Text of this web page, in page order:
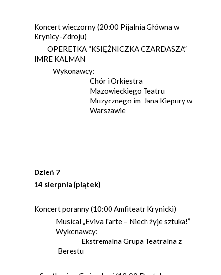
Koncert wieczorny (20:00 Pijalnia Główna w
Krynicy-Zdroju)
OPERETKA “KSIĘŻNICZKA CZARDASZA”
IMRE KALMAN
Wykonawcy:
Chór i Orkiestra
Mazowieckiego Teatru
Muzycznego im. Jana Kiepury w
Warszawie
Dzień 7
14 sierpnia (piątek)
Koncert poranny (10:00 Amfiteatr Krynicki)
Musical „Eviva l'arte – Niech żyje sztuka!”
Wykonawcy:
Ekstremalna Grupa Teatralna z
Berestu